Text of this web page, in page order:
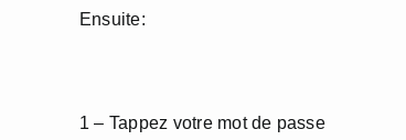
Ensuite:
1 – Tappez votre mot de passe